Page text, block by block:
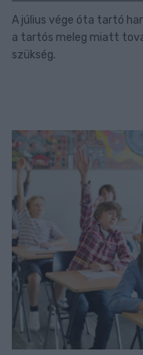
A július vége óta tartó
a tartós meleg miatt
szükség.